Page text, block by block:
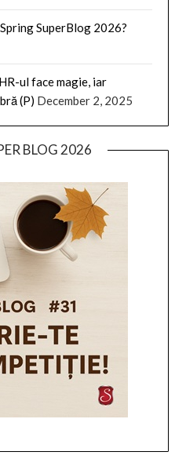
Spring SuperBlog 2026?
ul face magie, iar
(P) December 2, 2025
BLOG 2026